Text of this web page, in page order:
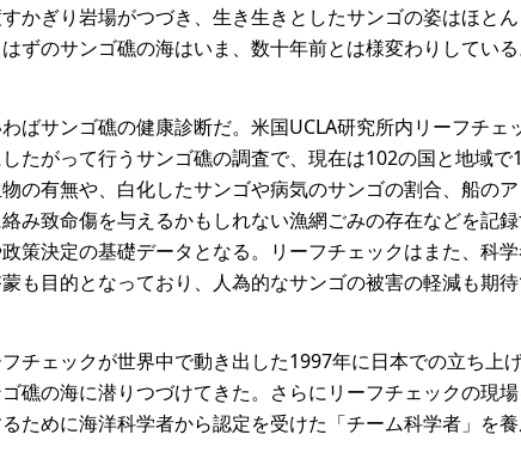
かぎり岩場がつづき、生き生きとしたサンゴの姿はほとん
ずのサンゴ礁の海はいま、数十年前とは様変わりしている
ばサンゴ礁の健康診断だ。米国UCLA研究所内リーフチェ
たがって行うサンゴ礁の調査で、現在は102の国と地域で
の有無や、白化したサンゴや病気のサンゴの割合、船の
み致命傷を与えるかもしれない漁網ごみの存在などを記
策決定の基礎データとなる。リーフチェックはまた、科
も目的となっており、人為的なサンゴの被害の軽減も期待
チェックが世界中で動き出した1997年に日本での立ち上
礁の海に潜りつづけてきた。さらにリーフチェックの現
ために海洋科学者から認定を受けた「チーム科学者」を